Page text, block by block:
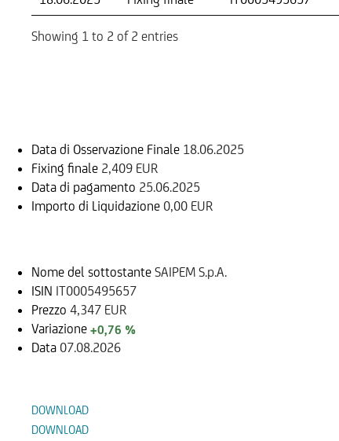
Showing 1 to 2 of 2 entries
Data di Osservazione Finale 18.06.2025
Fixing finale 2,409 EUR
Data di pagamento 25.06.2025
Importo di Liquidazione 0,00 EUR
Nome del sottostante SAIPEM S.p.A.
ISIN IT0005495657
Prezzo 4,347 EUR
Variazione +0,76 %
Data 07.08.2026
DOWNLOAD
DOWNLOAD